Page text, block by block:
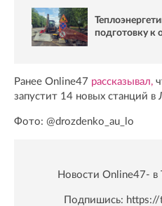
подготовку к
Ранее Online47 рассказывал,
запустит 14 новых станций
Фото: @drozdenko_au_lo
Новости Online47- в
Подпишись: